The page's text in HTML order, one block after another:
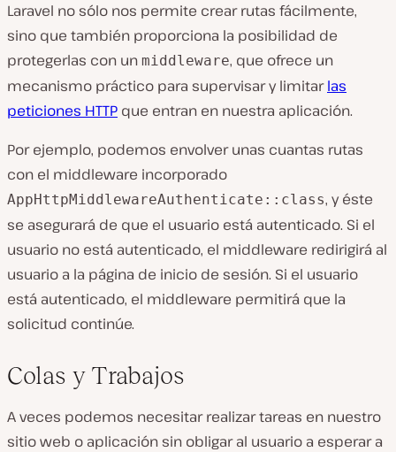
Laravel no sólo nos permite crear rutas fácilmente,
sino que también proporciona la posibilidad de
protegerlas con un middleware, que ofrece un
mecanismo práctico para supervisar y limitarlas
peticiones HTTP que entran en nuestra aplicación.
Por ejemplo, podemos envolver unas cuantas rutas
con el middleware incorporado
AppHttpMiddlewareAuthenticate::class, y éste
se asegurará de que el usuario está autenticado. Si el
usuario no está autenticado, el middleware redirigirá al
usuario a la página de inicio de sesión. Si el usuario
está autenticado, el middleware permitirá que la
solicitud continúe.
Colas y Trabajos
A veces podemos necesitar realizar tareas en nuestro
sitio web o aplicación sin obligar al usuario a esperar a